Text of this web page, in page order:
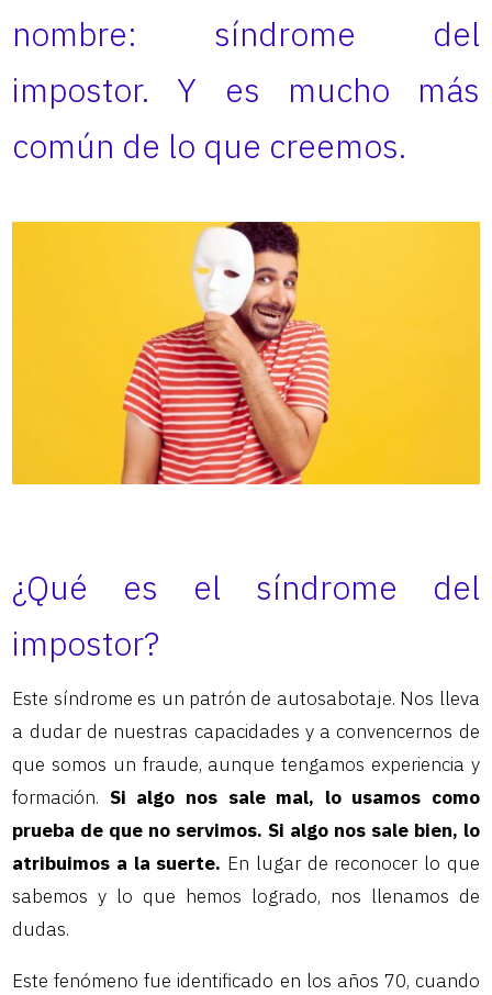
nombre: síndrome del
impostor. Y es mucho más
común de lo que creemos.
¿Qué es el síndrome del
impostor?
Este síndrome es un patrón de autosabotaje. Nos lleva
a dudar de nuestras capacidades y a convencernos de
que somos un fraude, aunque tengamos experiencia y
formación. Si algo nos sale mal, lo usamos como
prueba de que no servimos. Si algo nos sale bien, lo
atribuimos a la suerte. En lugar de reconocer lo que
sabemos y lo que hemos logrado, nos llenamos de
dudas.
Este fenómeno fue identificado en los años 70, cuando